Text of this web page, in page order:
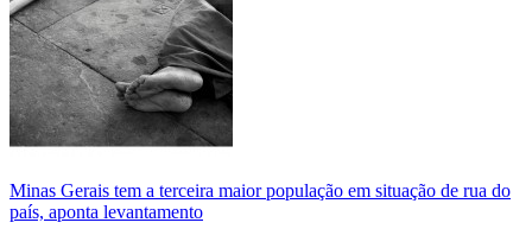
Minas Gerais tem a terceira maior população em situação de rua do
país, aponta levantamento